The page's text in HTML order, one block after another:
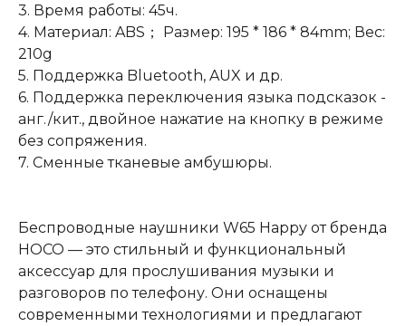
3. Время работы: 45ч.
4. Материал: ABS； Размер: 195 * 186 * 84mm; Вес:
210g
5. Поддержка Bluetooth, AUX и др.
6. Поддержка переключения языка подсказок -
анг./кит., двойное нажатие на кнопку в режиме
без сопряжения.
7. Сменные тканевые амбушюры.
Беспроводные наушники W65 Happy от бренда
HOCO — это стильный и функциональный
аксессуар для прослушивания музыки и
разговоров по телефону. Они оснащены
современными технологиями и предлагают